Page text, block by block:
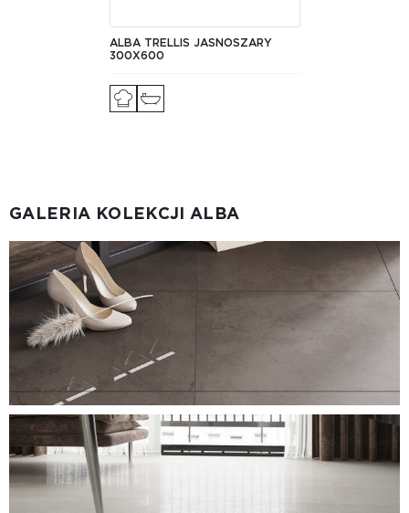
ALBA TRELLIS JASNOSZARY
300Х600
GALERIA KOLEKCJI ALBA